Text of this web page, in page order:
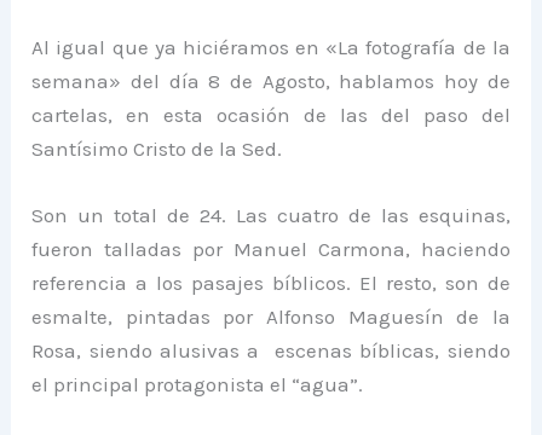
Al igual que ya hiciéramos en «La fotografía de la
semana» del día 8 de Agosto, hablamos hoy de
cartelas, en esta ocasión de las del paso del
Santísimo Cristo de la Sed.
Son un total de 24. Las cuatro de las esquinas,
fueron talladas por Manuel Carmona, haciendo
referencia a los pasajes bíblicos. El resto, son de
esmalte, pintadas por Alfonso Maguesín de la
Rosa, siendo alusivas a escenas bíblicas, siendo
el principal protagonista el “agua”.